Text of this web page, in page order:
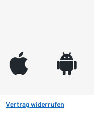
appleinc android
Vertrag widerrufen